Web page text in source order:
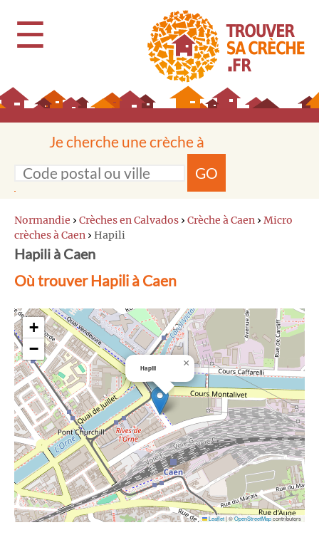
☰
Je cherche une crèche à
GO
Normandie › Crèches en Calvados › Crèche à Caen › Micro
crèches à Caen › Hapili
Hapili à Caen
Où trouver Hapili à Caen
Hapili ×
+
−
Leaflet|©OpenStreetMapcontributors